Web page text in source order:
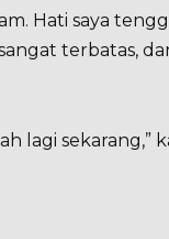
Hati saya
terbatas,
lagi